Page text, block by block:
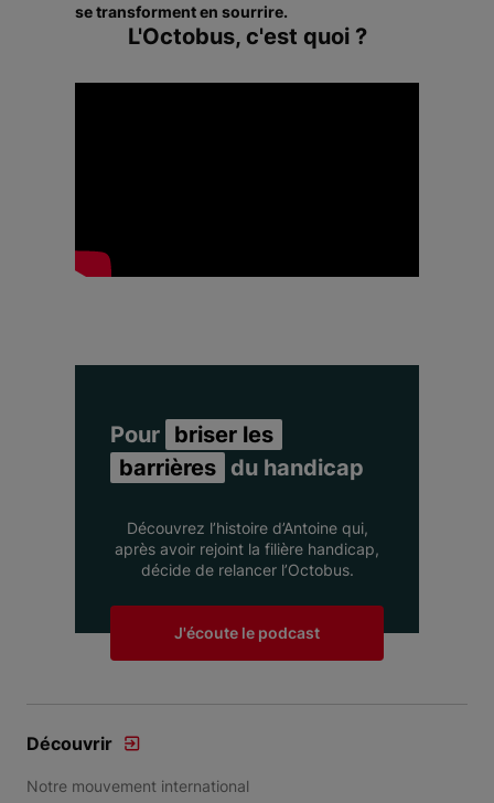
se transforment en sourrire.
L'Octobus, c'est quoi ?
Pour briser les
barrières du handicap
Découvrez l’histoire d’Antoine qui,
après avoir rejoint la filière handicap,
décide de relancer l’Octobus.
J'écoute le podcast
Découvrir
Notre mouvement international